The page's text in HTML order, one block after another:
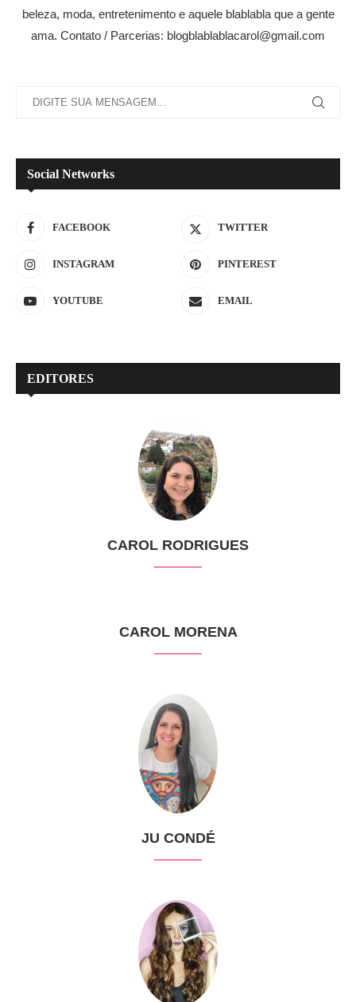
beleza, moda, entretenimento e aquele blablabla que a gente
ama. Contato / Parcerias: blogblablablacarol@gmail.com
Social Networks
FACEBOOK TWITTER
INSTAGRAM PINTEREST
YOUTUBE EMAIL
EDITORES
CAROL RODRIGUES
CAROL MORENA
JU CONDÉ